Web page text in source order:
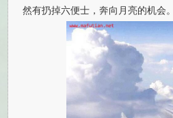
然有扔掉六便士，奔向月亮的机会。